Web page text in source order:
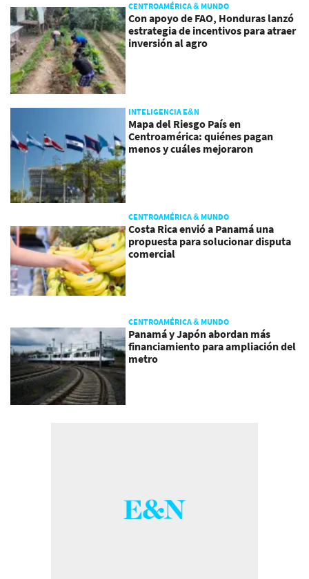
CENTROAMÉRICA & MUNDO
Con apoyo de FAO, Honduras lanzó
estrategia de incentivos para atraer
inversión al agro
INTELIGENCIA E&N
Mapa del Riesgo País en
Centroamérica: quiénes pagan
menos y cuáles mejoraron
CENTROAMÉRICA & MUNDO
Costa Rica envió a Panamá una
propuesta para solucionar disputa
comercial
CENTROAMÉRICA & MUNDO
Panamá y Japón abordan más
financiamiento para ampliación del
metro